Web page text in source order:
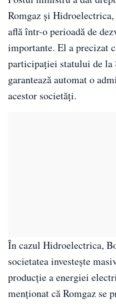
Romgaz și Hidroelectrica,
află într-o perioadă de
importante. El a precizat
participației statului de la
garantează automat o
acestor societăți.
În cazul Hidroelectrica,
societatea investește
producție a energiei
menționat că Romgaz se